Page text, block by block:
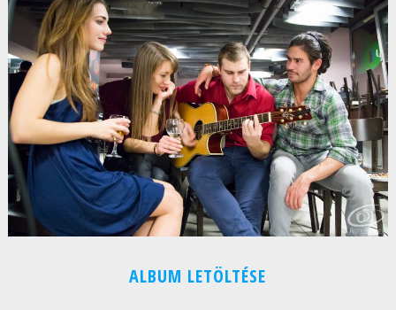
ALBUM LETÖLTÉSE